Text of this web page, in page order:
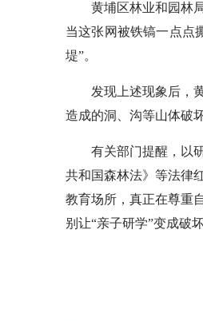
黄埔区林业和园林局
当这张网被铁镐一点点
堤”。
发现上述现象后，黄
造成的洞、沟等山体破
有关部门提醒，以研
共和国森林法》等法律
教育场所，真正在尊重
别让“亲子研学”变成破